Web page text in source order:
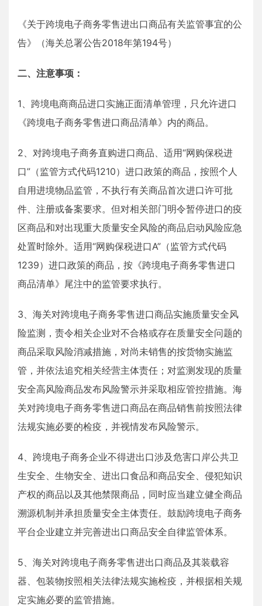
《关于跨境电子商务零售进出口商品有关监管事宜的公
告》（海关总署公告2018年第194号）
二、注意事项：
1、跨境电商商品进口实施正面清单管理，只允许进口
《跨境电子商务零售进口商品清单》内的商品。
2、对跨境电子商务直购进口商品、适用“网购保税进
口”（监管方式代码1210）进口政策的商品，按照个人
自用进境物品监管，不执行有关商品首次进口许可批
件、注册或备案要求。但对相关部门明令暂停进口的疫
区商品和对出现重大质量安全风险的商品启动风险应急
处置时除外。适用“网购保税进口A”（监管方式代码
1239）进口政策的商品，按《跨境电子商务零售进口
商品清单》尾注中的监管要求执行。
3、海关对跨境电子商务零售进口商品实施质量安全风
险监测，责令相关企业对不合格或存在质量安全问题的
商品采取风险消减措施，对尚未销售的按货物实施监
管，并依法追究相关经营主体责任；对监测发现的质量
安全高风险商品发布风险警示并采取相应管控措施。海
关对跨境电子商务零售进口商品在商品销售前按照法律
法规实施必要的检疫，并视情发布风险警示。
4、跨境电子商务企业不得进出口涉及危害口岸公共卫
生安全、生物安全、进出口食品和商品安全、侵犯知识
产权的商品以及其他禁限商品，同时应当建立健全商品
溯源机制并承担质量安全主体责任。鼓励跨境电子商务
平台企业建立并完善进出口商品安全自律监管体系。
5、海关对跨境电子商务零售进出口商品及其装载容
器、包装物按照相关法律法规实施检疫，并根据相关规
定实施必要的监管措施。